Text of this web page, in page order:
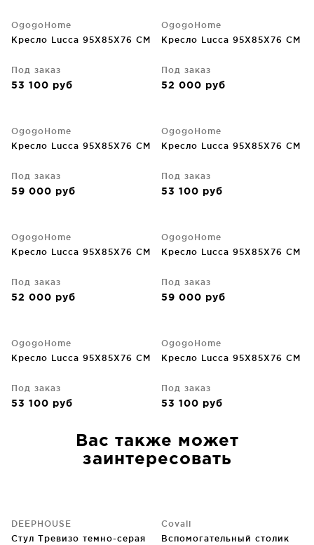
OgogoHome
Кресло Lucca 95X85X76 CM
Под заказ
53 100 руб
OgogoHome
Кресло Lucca 95X85X76 CM
Под заказ
52 000 руб
OgogoHome
Кресло Lucca 95X85X76 CM
Под заказ
59 000 руб
OgogoHome
Кресло Lucca 95X85X76 CM
Под заказ
53 100 руб
OgogoHome
Кресло Lucca 95X85X76 CM
Под заказ
52 000 руб
OgogoHome
Кресло Lucca 95X85X76 CM
Под заказ
59 000 руб
OgogoHome
Кресло Lucca 95X85X76 CM
Под заказ
53 100 руб
OgogoHome
Кресло Lucca 95X85X76 CM
Под заказ
53 100 руб
Вас также может
заинтересовать
DEEPHOUSE
Стул Тревизо темно-серая
Covali
Вспомогательный столик